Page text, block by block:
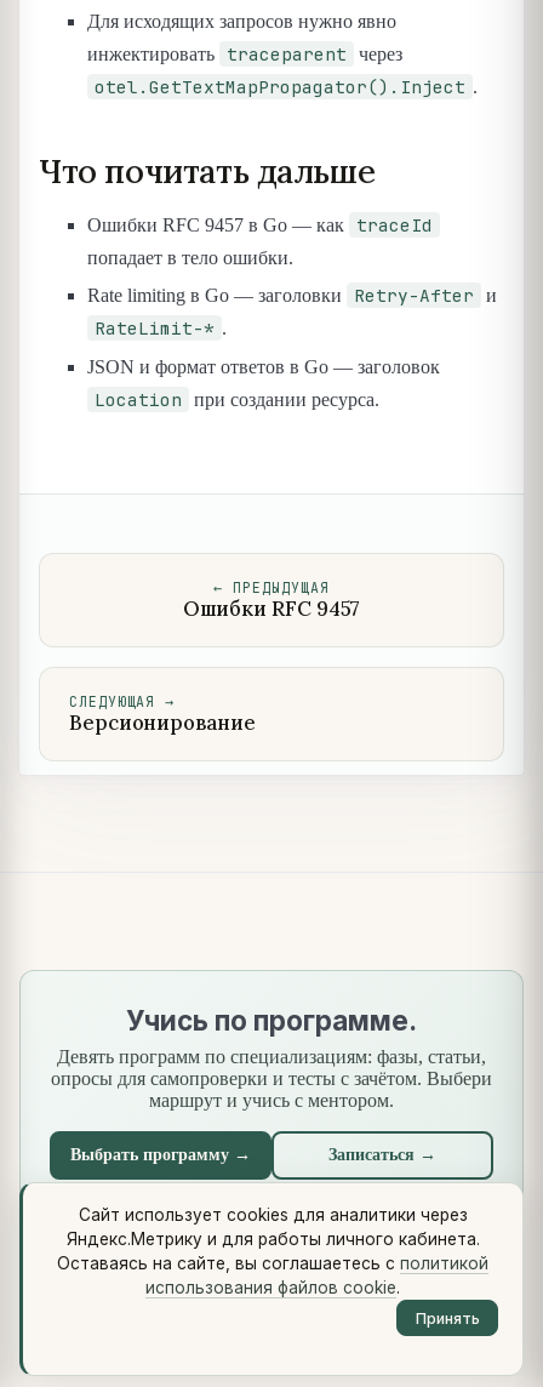
Для исходящих запросов нужно явно
инжектировать
traceparent через
otel.GetTextMapPropagator().Inject .
Что почитать дальше
Ошибки RFC 9457 в Go — как traceId
попадает в тело ошибки.
Rate limiting в Go — заголовки
Retry-After и
RateLimit-* .
JSON и формат ответов в Go — заголовок
Location при создании ресурса.
← ПРЕДЫДУЩАЯ
Ошибки RFC 9457
СЛЕДУЮЩАЯ →
Версионирование
Учись по программе.
Девять программ по специализациям: фазы, статьи,
опросы для самопроверки и тесты с зачётом. Выбери
маршрут и учись с ментором.
Выбрать программу → Записаться →
Что нового Стандарты Сквозной кейс
Методология (Use Case Pattern)
Telegram
Политика cookie
Сайт использует cookies для аналитики через
Яндекс.Метрику и для работы личного кабинета.
Оставаясь на сайте, вы соглашаетесь с политикой
использования файлов cookie.
Принять